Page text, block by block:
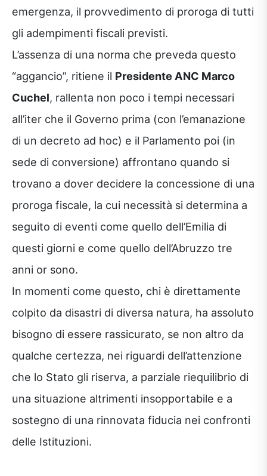
emergenza, il provvedimento di proroga di tutti
gli adempimenti fiscali previsti.
L’assenza di una norma che preveda questo
“aggancio”, ritiene il Presidente ANC Marco
Cuchel, rallenta non poco i tempi necessari
all’iter che il Governo prima (con l’emanazione
di un decreto ad hoc) e il Parlamento poi (in
sede di conversione) affrontano quando si
trovano a dover decidere la concessione di una
proroga fiscale, la cui necessità si determina a
seguito di eventi come quello dell’Emilia di
questi giorni e come quello dell’Abruzzo tre
anni or sono.
In momenti come questo, chi è direttamente
colpito da disastri di diversa natura, ha assoluto
bisogno di essere rassicurato, se non altro da
qualche certezza, nei riguardi dell’attenzione
che lo Stato gli riserva, a parziale riequilibrio di
una situazione altrimenti insopportabile e a
sostegno di una rinnovata fiducia nei confronti
delle Istituzioni.